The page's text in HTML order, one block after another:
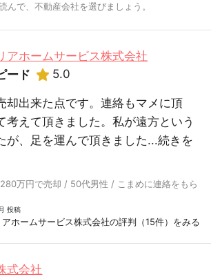
んで、不動産会社を選びましょう。
アホームサービス株式会社
ード
5.0
却出来た点です。連絡もマメに頂
考えて頂きました。私が遠方という
が、足を運んで頂きました...続きを
万円で売却 / 50代男性 / こまめに連絡をもら
投稿
アホームサービス株式会社の評判（15件）をみる
式会社